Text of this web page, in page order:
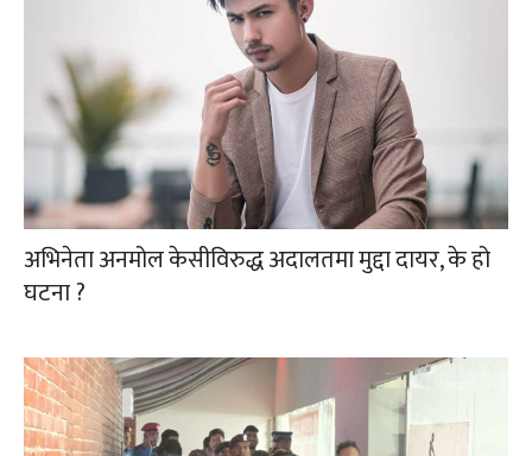
अभिनेता अनमोल केसीविरुद्ध अदालतमा मुद्दा दायर, के हो
घटना ?